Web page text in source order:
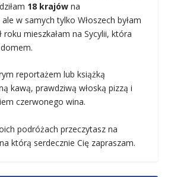
18 krajów na
ale w samych tylko Włoszech byłam
roku mieszkałam na Sycylii, która
reportażem lub książką
kawą, prawdziwą włoską pizzą i
czerwonego wina.
podróżach przeczytasz na
którą serdecznie Cię zapraszam.